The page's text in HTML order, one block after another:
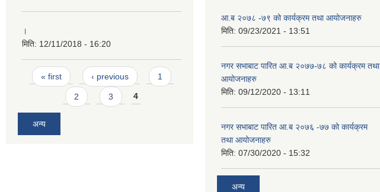
।
मिति: 12/11/2018 - 16:20
Pages
« first ‹ previous 1
2 3 4
अन्य
आ.ब २०७८ -७९ को कार्यक्रम तथा आयोजनाहरु
मिति: 09/23/2021 - 13:51
नगर सभाबाट पारित आ.ब २०७७-७८ को कार्यक्रम तथा
आयोजनाहरु
मिति: 09/12/2020 - 13:11
नगर सभाबाट पारित आ.ब २०७६ -७७ को कार्यक्रम
तथा आयोजनाहरु
मिति: 07/30/2020 - 15:32
अन्य